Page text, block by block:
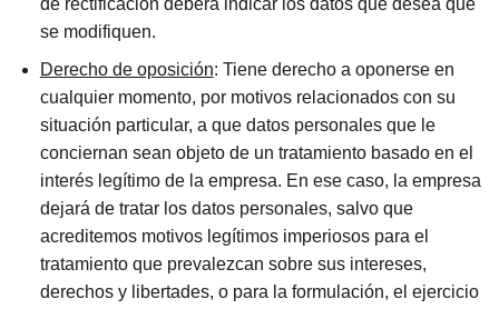
se modifiquen.
Derecho de oposición: Tiene derecho a oponerse en
cualquier momento, por motivos relacionados con su
situación particular, a que datos personales que le
conciernan sean objeto de un tratamiento basado en el
interés legítimo de la empresa. En ese caso, la empresa
dejará de tratar los datos personales, salvo que
acreditemos motivos legítimos imperiosos para el
tratamiento que prevalezcan sobre sus intereses,
derechos y libertades, o para la formulación, el ejercicio